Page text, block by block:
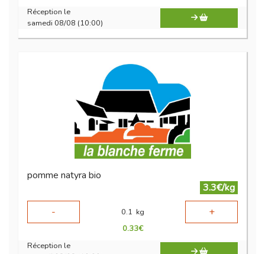
Réception le
samedi 08/08 (10:00)
pomme natyra bio
3.3€/kg
-
0.1 kg +
0.33€
Réception le